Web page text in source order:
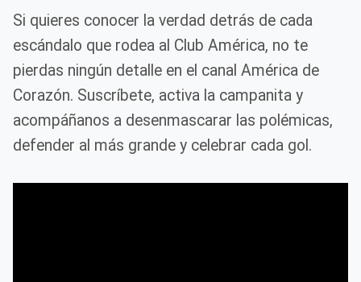
Si quieres conocer la verdad detrás de cada
escándalo que rodea al Club América, no te
pierdas ningún detalle en el canal América de
Corazón. Suscríbete, activa la campanita y
acompáñanos a desenmascarar las polémicas,
defender al más grande y celebrar cada gol.